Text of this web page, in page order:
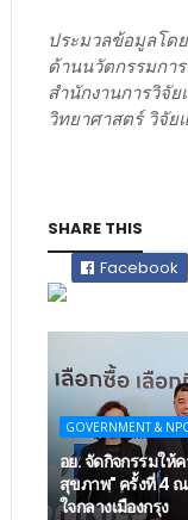
ประมวลข้อมูลโด
ด้านนวัตกรรมกา
สำนักงานการวิจั
วิทยาศาสตร์ วิจัย
SHARE THIS
Facebook
GOVERNMENT &
อย. จัดกิจกรรมให้
สุขภาพ" ครั้งที่ 4
ใจกลางเมืองกรุง